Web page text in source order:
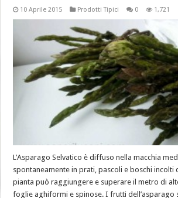
10 Aprile 2015 Prodotti Tipici 0 1,721
L’Asparago Selvatico è diffuso nella macchia
spontaneamente in prati, pascoli e boschi incolti
pianta può raggiungere e superare il metro di
foglie aghiformi e spinose. I frutti dell’asparago